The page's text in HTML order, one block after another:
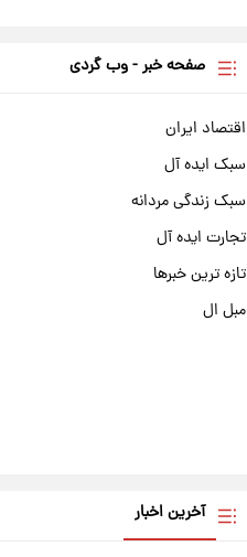
صفحه خبر - وب گردی
اقتصاد ایران
سبک ایده آل
سبک زندگی مردانه
تجارت ایده آل
تازه ترین خبرها
مبل ال
آخرین اخبار